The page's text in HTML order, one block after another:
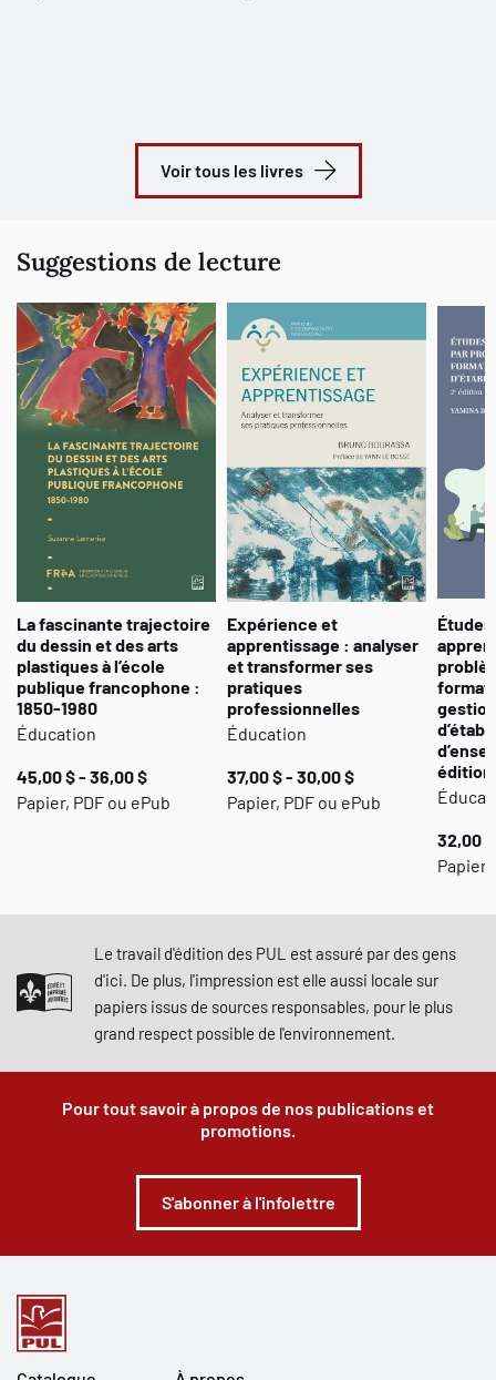
Voir tous les livres
Suggestions de lecture
La fascinante trajectoire
du dessin et des arts
plastiques à l’école
publique francophone :
1850-1980
Éducation
45,00 $ - 36,00 $
Papier, PDF ou ePub
Expérience et
apprentissage : analyser
et transformer ses
pratiques
professionnelles
Éducation
37,00 $ - 30,00 $
Papier, PDF ou ePub
32,00
Papier,
Le travail d'édition des PUL est assuré par des gens
d'ici. De plus, l'impression est elle aussi locale sur
papiers issus de sources responsables, pour le plus
grand respect possible de l'environnement.
Pour tout savoir à propos de nos publications et
promotions.
S'abonner à l'infolettre